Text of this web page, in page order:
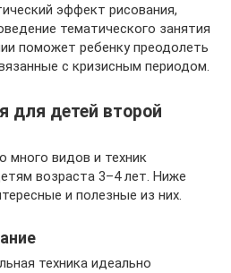
эффект рисования,
тематического занятия
поможет ребенку преодолеть
с кризисным периодом.
для детей второй
много видов и техник
возраста 3–4 лет. Ниже
и полезные из них.
техника идеально